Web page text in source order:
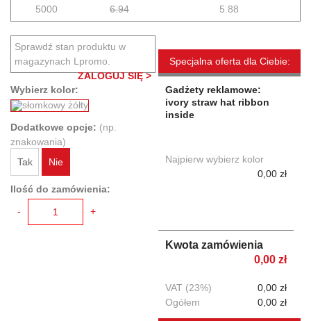
5000 6.94 5.88
Sprawdź stan produktu w
magazynach Lpromo.
ZALOGUJ SIĘ >
Wybierz kolor:
Dodatkowe opcje: (np.
znakowania)
Tak
Nie
Ilość do zamówienia:
-
+
Specjalna oferta dla Ciebie:
Gadżety reklamowe:
ivory straw hat ribbon
inside
Najpierw wybierz kolor
0,00 zł
Kwota zamówienia
0,00 zł
VAT (23%)
0,00 zł
Ogółem
0,00 zł